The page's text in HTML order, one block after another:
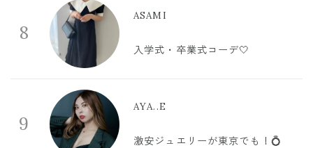
8
ASAMI
入学式・卒業式コーデ🤍
9
AYA..E
激安ジュエリーが東京でも！💍